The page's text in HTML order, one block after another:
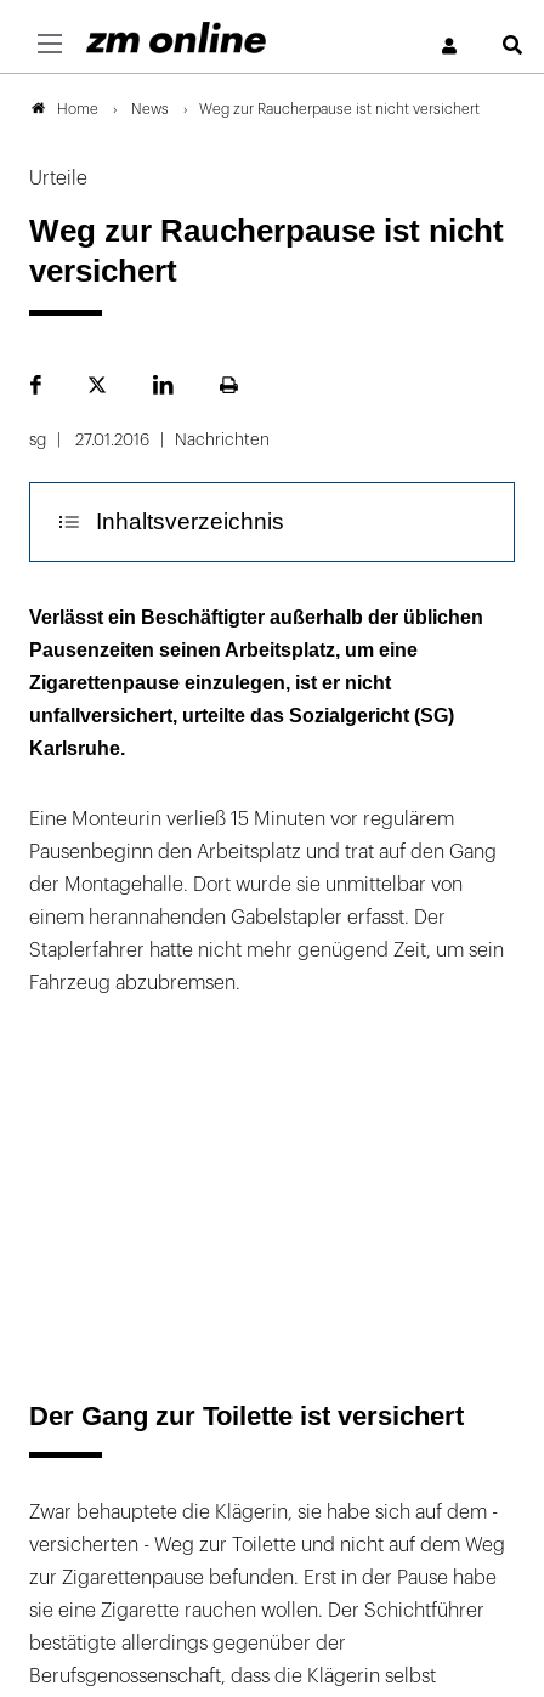
Home News Weg zur Raucherpause ist nicht versichert
Urteile
Weg zur Raucherpause ist nicht
versichert
FacebookPlattformLinekdInSeite
sg 27.01.2016 Nachrichten
Inhaltsverzeichnis
Der Gang zur Toilette ist versichert
Verlässt ein Beschäftigter außerhalb der üblichen
Pausenzeiten seinen Arbeitsplatz, um eine
Zigarettenpause einzulegen, ist er nicht
unfallversichert, urteilte das Sozialgericht (SG)
Karlsruhe.
Eine Monteurin verließ 15 Minuten vor regulärem
Pausenbeginn den Arbeitsplatz und trat auf den Gang
der Montagehalle. Dort wurde sie unmittelbar von
einem herannahenden Gabelstapler erfasst. Der
Staplerfahrer hatte nicht mehr genügend Zeit, um sein
Fahrzeug abzubremsen.
Der Gang zur Toilette ist versichert
Zwar behauptete die Klägerin, sie habe sich auf dem -
versicherten - Weg zur Toilette und nicht auf dem Weg
zur Zigarettenpause befunden. Erst in der Pause habe
sie eine Zigarette rauchen wollen. Der Schichtführer
bestätigte allerdings gegenüber der
Berufsgenossenschaft, dass die Klägerin selbst